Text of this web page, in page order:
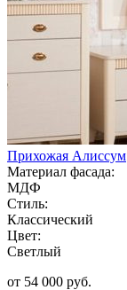
Прихожая Алиссум
Материал фасада:
МДФ
Стиль:
Классический
Цвет:
Светлый
от 54 000 руб.